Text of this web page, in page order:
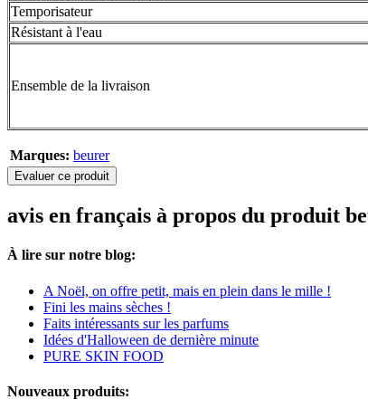
Temporisateur
Résistant à l'eau
Ensemble de la livraison
Marques: beurer
Evaluer ce produit
avis en français à propos du produit
À lire sur notre blog:
A Noël, on offre petit, mais en plein dans le mille !
Fini les mains sèches !
Faits intéressants sur les parfums
Idées d'Halloween de dernière minute
PURE SKIN FOOD
Nouveaux produits: